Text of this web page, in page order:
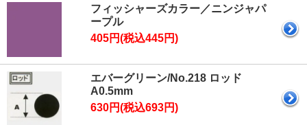
フィッシャーズカラー／ニンジャパ
ープル
405円(税込445円)
エバーグリーン/No.218 ロッド
A0.5mm
630円(税込693円)